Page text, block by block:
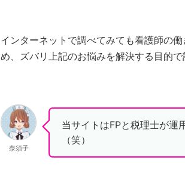
インターネットで調べてみても看護師の
め、ズバリ上記のお悩みを解決する目的
奈須子
当サイトはFPと税理士が運
（笑）